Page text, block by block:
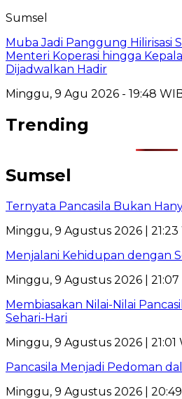
Sumsel
Muba Jadi Panggung Hilirisasi
Menteri Koperasi hingga
Dijadwalkan Hadir
Minggu, 9 Agu 2026 - 19:48
Trending
Sumsel
Ternyata Pancasila Bukan
Minggu, 9 Agustus 2026 | 21:23
Menjalani Kehidupan dengan
Minggu, 9 Agustus 2026 | 21:07
Membiasakan Nilai-Nilai
Sehari-Hari
Minggu, 9 Agustus 2026 | 21:01
Pancasila Menjadi Pedoman
Minggu, 9 Agustus 2026 |